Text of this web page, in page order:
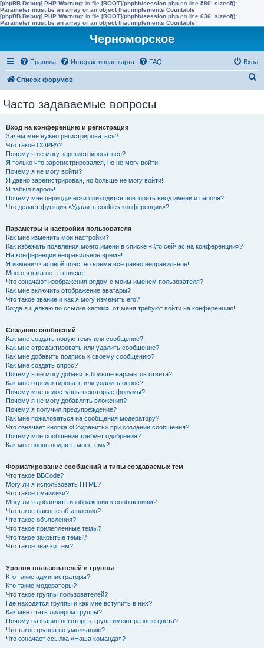
[phpBB Debug] PHP Warning: in file [ROOT]/phpbb/session.php on line 580: sizeof():
Parameter must be an array or an object that implements Countable
[phpBB Debug] PHP Warning: in file [ROOT]/phpbb/session.php on line 636: sizeof():
Parameter must be an array or an object that implements Countable
Черноморское
Правила Интерактивная карта FAQ Вход
Список форумов
Часто задаваемые вопросы
Вход на конференцию и регистрация
Зачем мне нужно регистрироваться?
Что такое COPPA?
Почему я не могу зарегистрироваться?
Я только что зарегистрировался, но не могу войти!
Почему я не могу войти?
Я давно зарегистрирован, но больше не могу войти!
Я забыл пароль!
Почему мне периодически приходится повторять ввод имени и пароля?
Что делает функция «Удалить cookies конференции»?
Параметры и настройки пользователя
Как мне изменить мои настройки?
Как избежать появления моего имени в списке «Кто сейчас на конференции»?
На конференции неправильное время!
Я изменил часовой пояс, но время всё равно неправильное!
Моего языка нет в списке!
Что означают изображения рядом с моим именем пользователя?
Как мне включить отображение аватары?
Что такое звание и как я могу изменить его?
Когда я щёлкаю по ссылке «email», от меня требуют войти на конференцию!
Создание сообщений
Как мне создать новую тему или сообщение?
Как мне отредактировать или удалить сообщение?
Как мне добавить подпись к своему сообщению?
Как мне создать опрос?
Почему я не могу добавить больше вариантов ответа?
Как мне отредактировать или удалить опрос?
Почему мне недоступны некоторые форумы?
Почему я не могу добавлять вложения?
Почему я получил предупреждение?
Как мне пожаловаться на сообщения модератору?
Что означает кнопка «Сохранить» при создании сообщения?
Почему моё сообщение требует одобрения?
Как мне вновь поднять мою тему?
Форматирование сообщений и типы создаваемых тем
Что такое BBCode?
Могу ли я использовать HTML?
Что такое смайлики?
Могу ли я добавлять изображения к сообщениям?
Что такое важные объявления?
Что такое объявления?
Что такое прилепленные темы?
Что такое закрытые темы?
Что такое значки тем?
Уровни пользователей и группы
Кто такие администраторы?
Кто такие модераторы?
Что такое группы пользователей?
Где находятся группы и как мне вступить в них?
Как мне стать лидером группы?
Почему названия некоторых групп имеют разные цвета?
Что такое группа по умолчанию?
Что означает ссылка «Наша команда»?